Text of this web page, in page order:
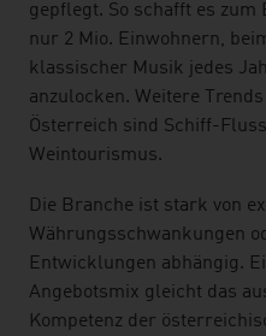
gepflegt. So schafft es zum
nur 2 Mio. Einwohnern,
klassischer Musik jedes
anzulocken. Weitere
Österreich sind Schiff-
Weintourismus.
Die Branche ist stark von
Währungsschwankungen
Entwicklungen abhängig.
Angebotsmix gleicht das
Kompetenz der